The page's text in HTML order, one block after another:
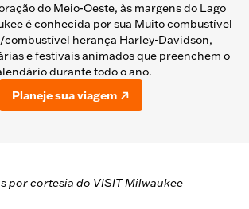
do Meio-Oeste, às margens do Lago
é conhecida por sua Muito combustível
combustível herança Harley-Davidson,
e festivais animados que preenchem o
durante todo o ano.
Planeje sua viagem
por cortesia do VISIT Milwaukee